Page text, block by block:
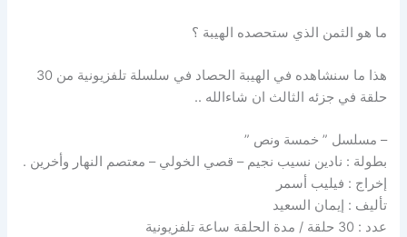
ما هو الثمن الذي ستحصده الهيبة ؟
هذا ما سنشاهده في الهيبة الحصاد في سلسلة تلفزيونية من 30
حلقة في جزئه الثالث ان شاءالله ..
– مسلسل ” خمسة ونص ”
بطولة : نادين نسيب نجيم – قصي الخولي – معتصم النهار وأخرين .
إخراج : فيليب أسمر
تأليف : إيمان السعيد
عدد : 30 حلقة / مدة الحلقة ساعة تلفزيونية